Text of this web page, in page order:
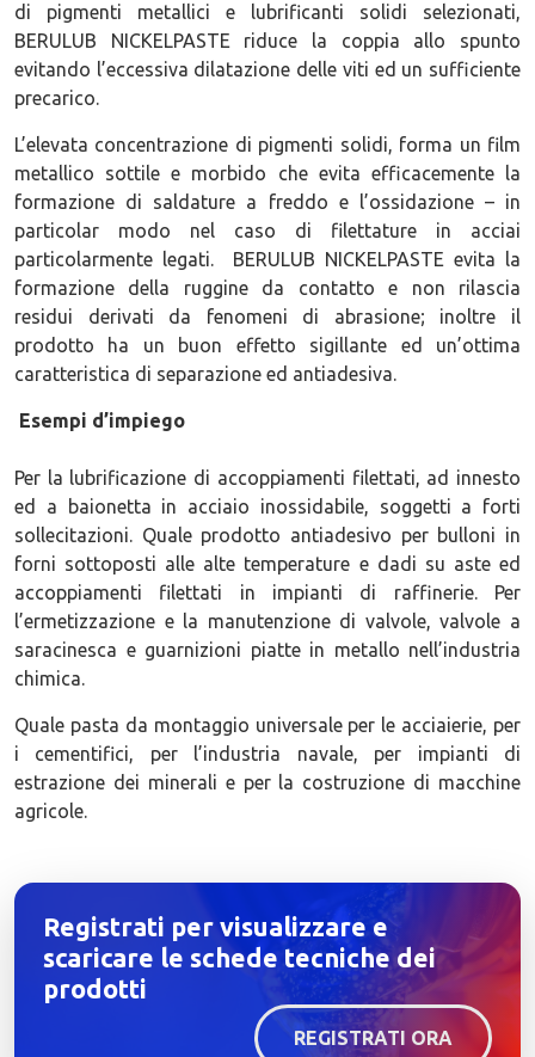
di pigmenti metallici e lubrificanti solidi selezionati,
BERULUB NICKELPASTE riduce la coppia allo spunto
evitando l’eccessiva dilatazione delle viti ed un sufficiente
precarico.
L’elevata concentrazione di pigmenti solidi, forma un film
metallico sottile e morbido che evita efficacemente la
formazione di saldature a freddo e l’ossidazione – in
particolar modo nel caso di filettature in acciai
particolarmente legati. BERULUB NICKELPASTE evita la
formazione della ruggine da contatto e non rilascia
residui derivati da fenomeni di abrasione; inoltre il
prodotto ha un buon effetto sigillante ed un’ottima
caratteristica di separazione ed antiadesiva.
Esempi d’impiego
Per la lubrificazione di accoppiamenti filettati, ad innesto
ed a baionetta in acciaio inossidabile, soggetti a forti
sollecitazioni. Quale prodotto antiadesivo per bulloni in
forni sottoposti alle alte temperature e dadi su aste ed
accoppiamenti filettati in impianti di raffinerie. Per
l’ermetizzazione e la manutenzione di valvole, valvole a
saracinesca e guarnizioni piatte in metallo nell’industria
chimica.
Quale pasta da montaggio universale per le acciaierie, per
i cementifici, per l’industria navale, per impianti di
estrazione dei minerali e per la costruzione di macchine
agricole.
Registrati per visualizzare e
scaricare le schede tecniche dei
prodotti
REGISTRATI ORA